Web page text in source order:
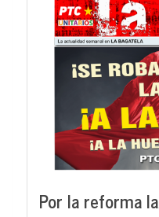
Por la reforma